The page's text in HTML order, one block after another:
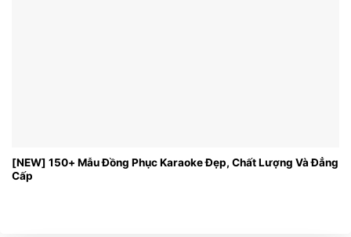
[NEW] 150+ Mẫu Đồng Phục Karaoke Đẹp, Chất Lượng Và Đẳng
Cấp